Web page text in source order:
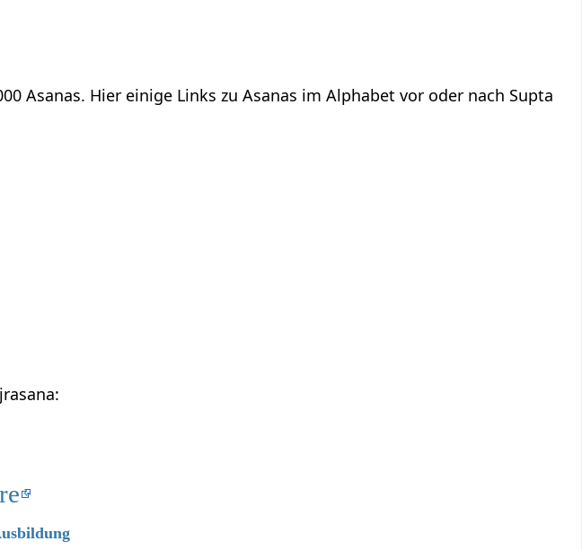
Asanas. Hier einige Links zu Asanas im Alphabet vor oder nach Supta